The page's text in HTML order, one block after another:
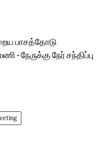
பாசத்தோடு
- நேருக்கு நேர் சந்திப்பு